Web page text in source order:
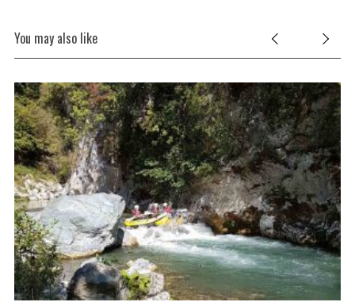
You may also like